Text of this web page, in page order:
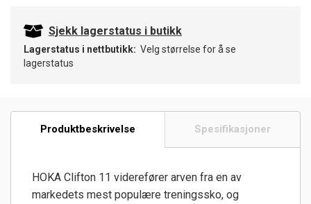
Sjekk lagerstatus i butikk
Lagerstatus i nettbutikk: Velg størrelse for å se
lagerstatus
Produktbeskrivelse Spesifikasjoner
HOKA Clifton 11 viderefører arven fra en av
markedets mest populære treningssko, og